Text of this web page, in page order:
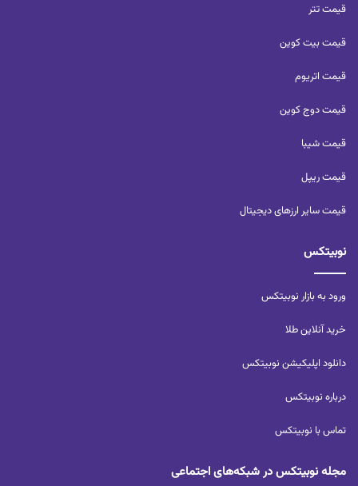
قیمت تتر
قیمت بیت کوین
قیمت اتریوم
قیمت دوج کوین
قیمت شیبا
قیمت ریپل
قیمت سایر ارزهای دیجیتال
نوبیتکس
ورود به بازار نوبیتکس
خرید آنلاین طلا
دانلود اپلیکیشن نوبیتکس
درباره نوبیتکس
تماس با نوبیتکس
مجله نوبیتکس در شبکه‌های اجتماعی